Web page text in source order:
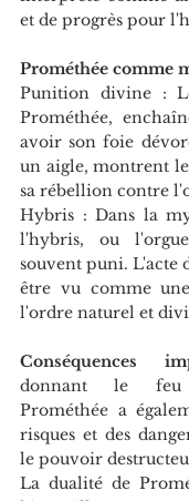
et de progrès pour
Prométhée comme
Punition divine :
Prométhée,
avoir son foie
un aigle, montrent
sa rébellion contre
Hybris : Dans la
l'hybris, ou
souvent puni. L'acte
être vu comme
l'ordre naturel et
Conséquences
donnant le feu
Prométhée a
risques et des
le pouvoir
La dualité de